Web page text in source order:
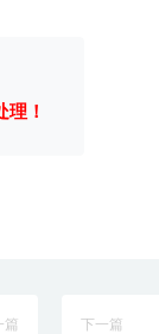
理！
篇 下一篇